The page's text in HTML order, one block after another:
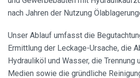
nach Jahren der Nutzung
Unser Ablauf umfasst die
Ermittlung der Leckage-Ursache, die
Hydrauliköl und Wasser, die Trennung
Medien sowie die gründliche